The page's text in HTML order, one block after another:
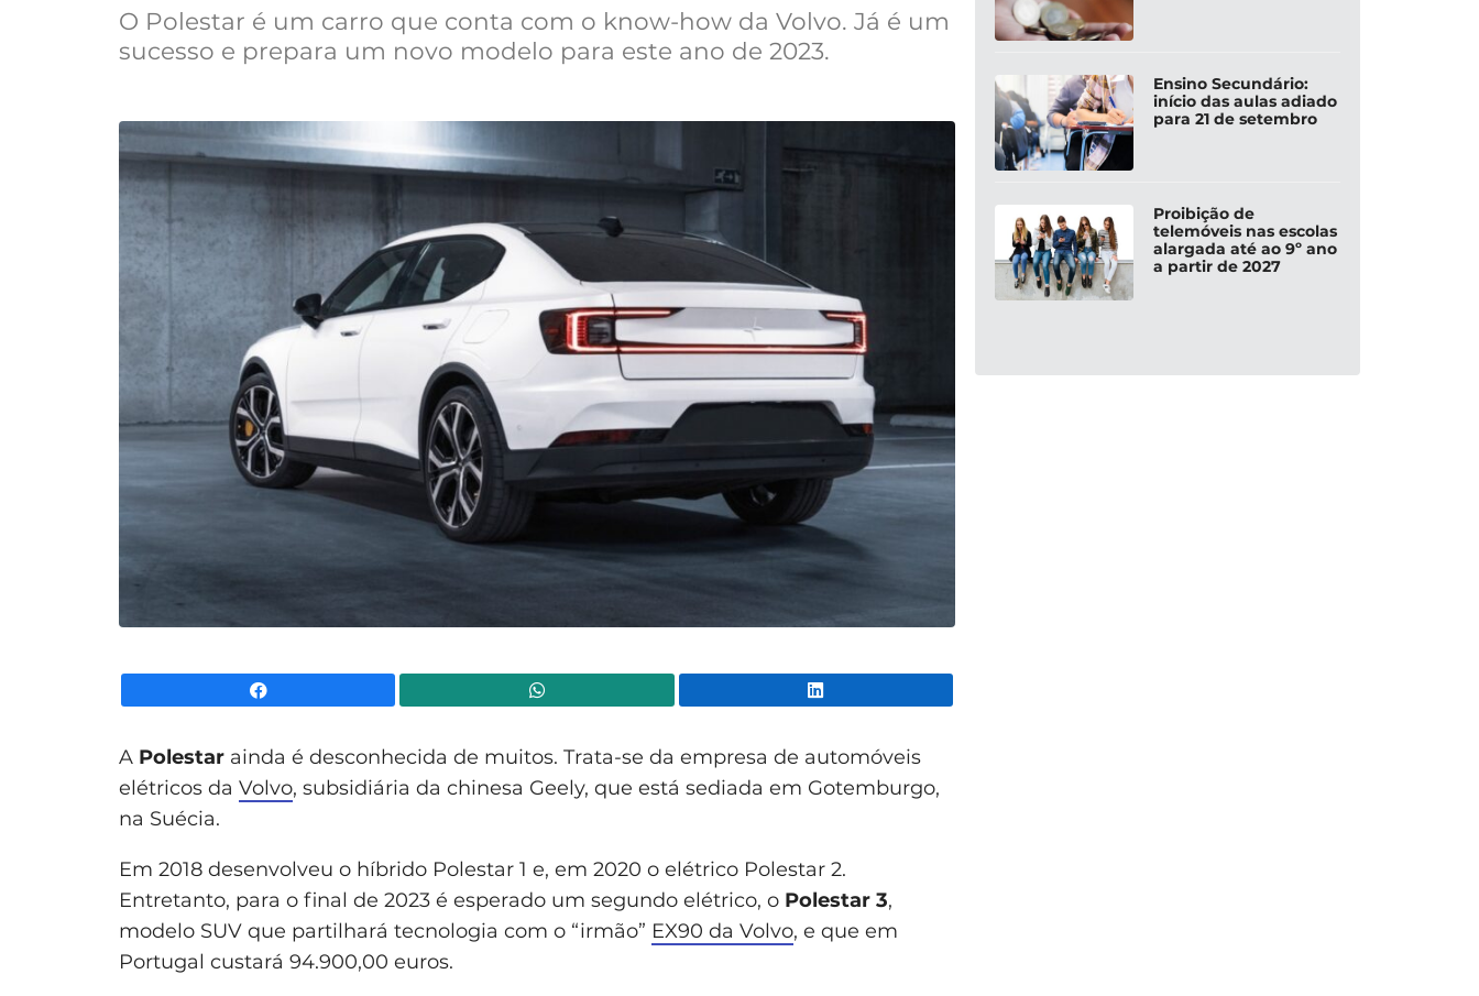
O Polestar é um carro que conta com o know-how da Volvo. Já é um
sucesso e prepara um novo modelo para este ano de 2023.
A Polestar ainda é desconhecida de muitos. Trata-se da empresa de automóveis
elétricos da Volvo, subsidiária da chinesa Geely, que está sediada em Gotemburgo,
na Suécia.
Em 2018 desenvolveu o híbrido Polestar 1 e, em 2020 o elétrico Polestar 2.
Entretanto, para o final de 2023 é esperado um segundo elétrico, o Polestar 3,
modelo SUV que partilhará tecnologia com o “irmão” EX90 da Volvo, e que em
Portugal custará 94.900,00 euros.
Ensino Secundário:
início das aulas adiado
para 21 de setembro
Proibição de
telemóveis nas escolas
alargada até ao 9º ano
a partir de 2027